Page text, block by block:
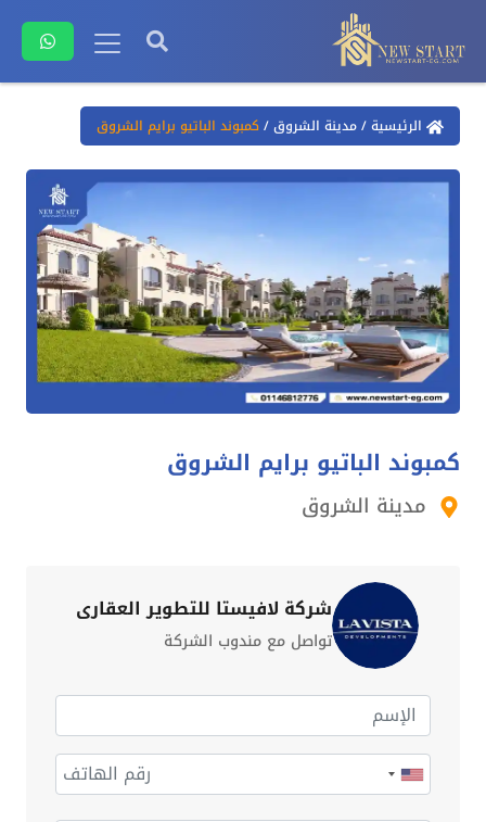
الرئيسية/مدينة الشروق/كمبوند الباتيو برايم الشروق
كمبوند الباتيو برايم الشروق
مدينة الشروق
شركة لافيستا للتطوير العقاري
تواصل مع مندوب الشركة